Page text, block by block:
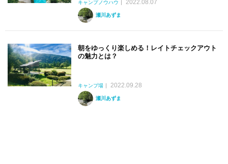
キャンプノウハウ
2022.08.07
瀬川あずま
朝をゆっくり楽しめる！レイトチェックアウト
の魅力とは？
キャンプ場
2022.09.28
瀬川あずま